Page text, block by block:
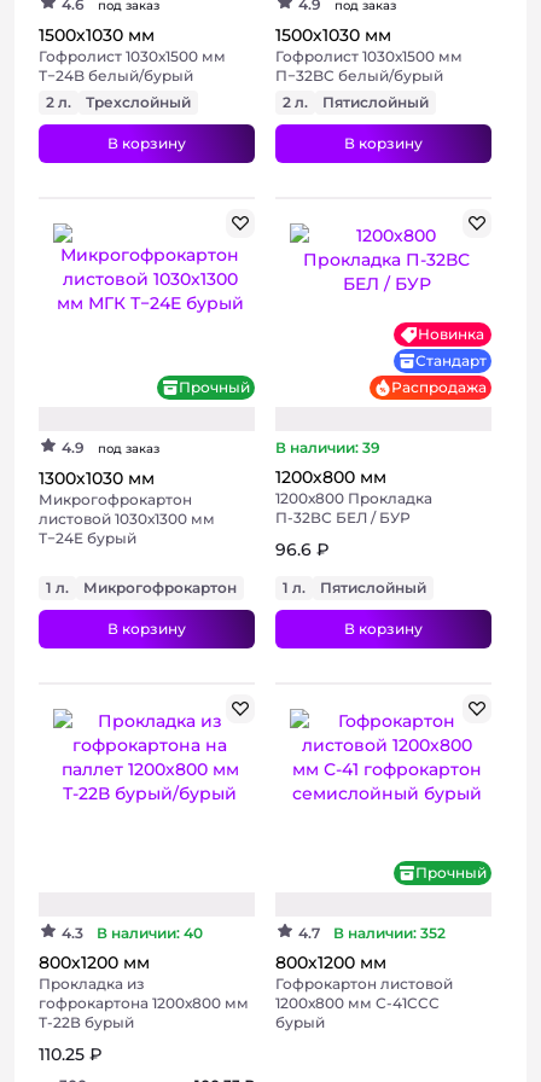
4.6 под заказ
1500х1030 мм
Гофролист 1030х1500 мм
Т−24B белый/бурый
2 л.
Трехслойный
В корзину
4.9 под заказ
1500х1030 мм
Гофролист 1030х1500 мм
П−32BC белый/бурый
2 л.
Пятислойный
В корзину
Прочный
4.9 под заказ
1300х1030 мм
Микрогофрокартон
листовой 1030х1300 мм
Т−24E бурый
1 л. Микрогофрокартон
В корзину
Новинка
Стандарт
Распродажа
В наличии: 39
1200х800 мм
1200х800 Прокладка
П-32ВС БЕЛ / БУР
96.6 ₽
1 л. Пятислойный
В корзину
4.3 В наличии: 40
800х1200 мм
Прокладка из
гофрокартона 1200х800 мм
Т-22В бурый
110.25 ₽
Прочный
4.7 В наличии: 352
800х1200 мм
Гофрокартон листовой
1200х800 мм С-41CCC
бурый